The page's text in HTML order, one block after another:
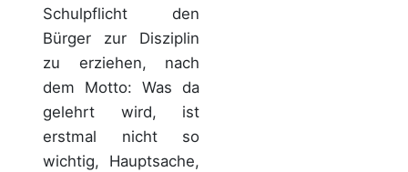
Schulpflicht den
Bürger zur Disziplin
zu erziehen, nach
dem Motto: Was da
gelehrt wird, ist
erstmal nicht so
wichtig, Hauptsache,